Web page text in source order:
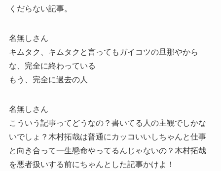
くだらない記事。
名無しさん
キムタク、キムタクと言ってもガイコツの旦那やから
な、完全に終わっている
もう、完全に過去の人
名無しさん
こういう記事ってどうなの？書いてる人の主観でしかな
いでしょ？木村拓哉は普通にカッコいいしちゃんと仕事
と向き合って一生懸命やってるんじゃないの？木村拓哉
を悪者扱いする前にちゃんとした記事かけよ！